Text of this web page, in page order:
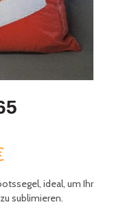
ideal, um Ihr
sublimieren.